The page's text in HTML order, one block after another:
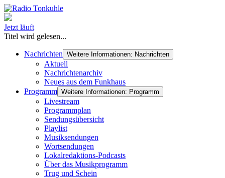
Jetzt läuft
Titel wird gelesen...
Nachrichten Weitere Informationen: Nachrichten
Aktuell
Nachrichtenarchiv
Neues aus dem Funkhaus
Programm Weitere Informationen: Programm
Livestream
Programmplan
Sendungsübersicht
Playlist
Musiksendungen
Wortsendungen
Lokalredaktions-Podcasts
Über das Musikprogramm
Trug und Schein